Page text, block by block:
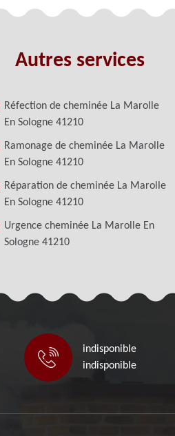
Autres services
Réfection de cheminée La Marolle
En Sologne 41210
Ramonage de cheminée La Marolle
En Sologne 41210
Réparation de cheminée La Marolle
En Sologne 41210
Urgence cheminée La Marolle En
Sologne 41210
indisponible
indisponible